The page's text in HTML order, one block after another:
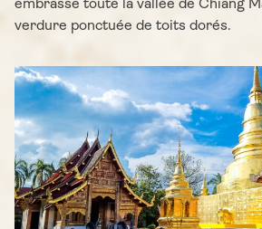
embrasse toute la vallée de Chiang
verdure ponctuée de toits dorés.